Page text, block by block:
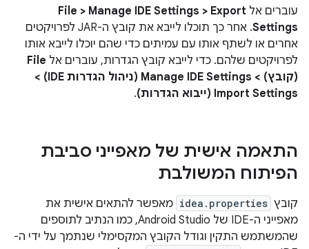
עוברים אל File > Manage IDE Settings > Export
Settings
. אחר כך תוכלו לייבא את קובץ ה-JAR לפרויקטים
אחרים או לשתף אותו עם עמיתים כדי שהם יוכלו לייבא אותו
לפרויקטים שלהם. כדי לייבא קובץ הגדרות, עוברים אל File
(קובץ) > Manage IDE Settings (ניהול הגדרות IDE) >
Import Settings (ייבוא הגדרות)
.
התאמה אישית של מאפייני סביבת
הפיתוח המשולבת
קובץ idea.properties מאפשר להתאים אישית את
מאפייני ה-IDE של Android Studio, כמו הנתיב לתוספים
שהמשתמש התקין וגודל הקובץ המקסימלי שנתמך על ידי ה-